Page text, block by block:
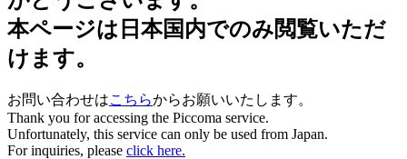
本ページは日本国内でのみ閲覧いただ
けます。
お問い合わせはこちらからお願いいたします。
Thank you for accessing the Piccoma service.
Unfortunately, this service can only be used from Japan.
For inquiries, please click here.